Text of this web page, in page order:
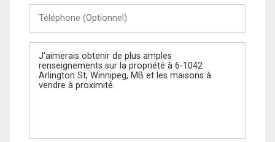
(Optionnel)
Message